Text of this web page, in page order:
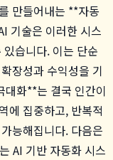
만들어내는 **자동
기술은 이러한 시스
습니다. 이는 단순
장성과 수익성을 기
대화**는 결국 인간이
에 집중하고, 반복적
능해집니다. 다음은
AI 기반 자동화 시스